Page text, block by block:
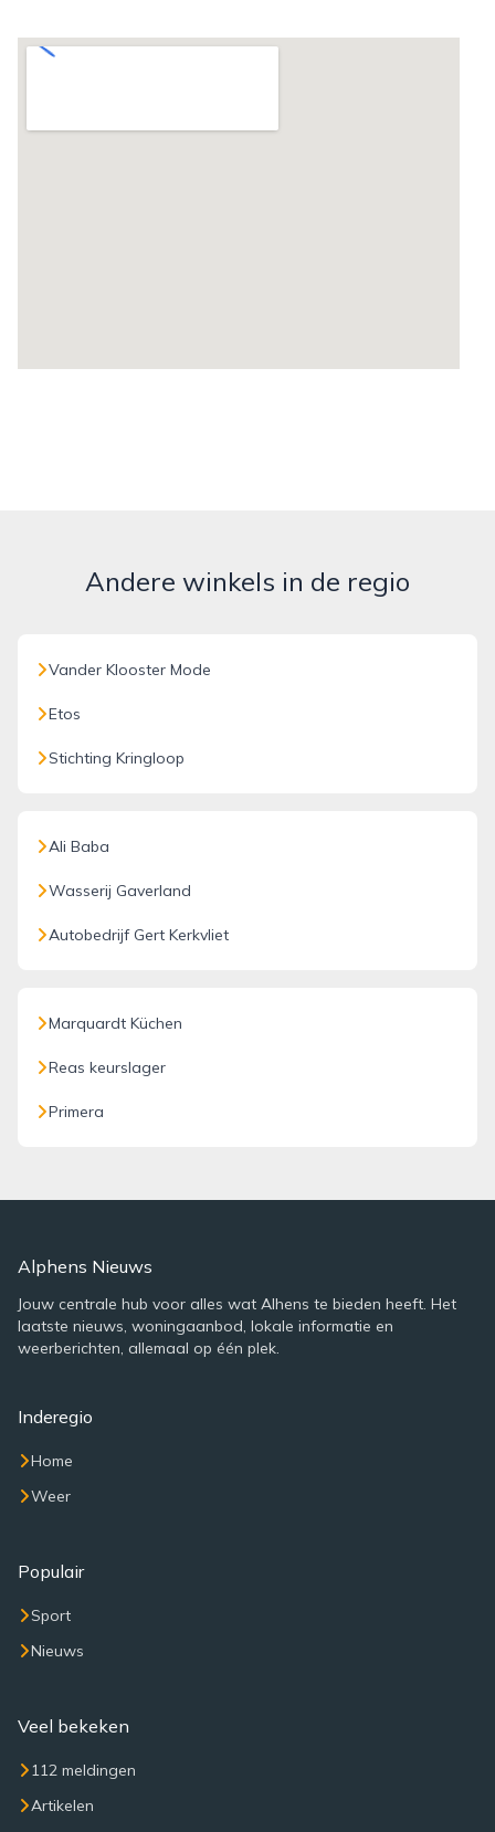
Andere winkels in de regio
Vander Klooster Mode
Etos
Stichting Kringloop
Ali Baba
Wasserij Gaverland
Autobedrijf Gert Kerkvliet
Marquardt Küchen
Reas keurslager
Primera
Alphens Nieuws
Jouw centrale hub voor alles wat Alhens te bieden heeft. Het
laatste nieuws, woningaanbod, lokale informatie en
weerberichten, allemaal op één plek.
Inderegio
Home
Weer
Populair
Sport
Nieuws
Veel bekeken
112 meldingen
Artikelen